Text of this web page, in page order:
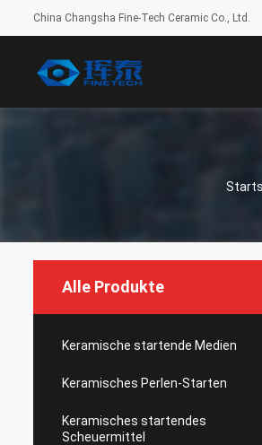
China Changsha Fine-Tech Ceramic Co., Ltd.
Alle Produkte
Keramische startende Medien
Keramisches Perlen-Starten
Keramisches startendes
Scheuermittel